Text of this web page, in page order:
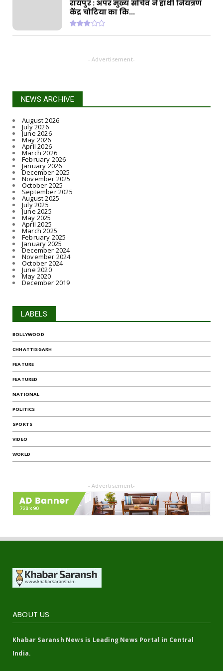
रायपुर : अपर मुख्य सचिव ने हाथी नियंत्रण
केंद्र चोटिया का कि...
- Advertisement-
NEWS ARCHIVE
August 2026
July 2026
June 2026
May 2026
April 2026
March 2026
February 2026
January 2026
December 2025
November 2025
October 2025
September 2025
August 2025
July 2025
June 2025
May 2025
April 2025
March 2025
February 2025
January 2025
December 2024
November 2024
October 2024
June 2020
May 2020
December 2019
LABELS
BOLLYWOOD
CHHATTISGARH
FEATURE
FEATURED
NATIONAL
POLITICS
SPORTS
VIDEO
WORLD
- Advertisement-
ABOUT US
Khabar Saransh News is Leading News Portal in Central
India.